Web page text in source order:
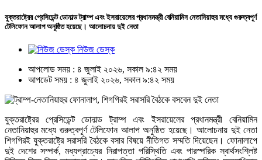
যুক্তরাষ্ট্রের প্রেসিডেন্ট ডোনাল্ড ট্রাম্প এবং ইসরায়েলের প্রধানমন্ত্রী বেনিয়ামিন নেতানিয়াহুর মধ্যে গুরুত্বপূর্ণ
টেলিফোন আলাপ অনুষ্ঠিত হয়েছে। আলোচনায় দুই নেতা
নিউজ ডেস্ক
আপলোড সময় : ৪ জুলাই ২০২৬, সকাল ৯:৪২ সময়
আপডেট সময় : ৪ জুলাই ২০২৬, সকাল ৯:৪২ সময়
যুক্তরাষ্ট্রের প্রেসিডেন্ট ডোনাল্ড ট্রাম্প এবং ইসরায়েলের প্রধানমন্ত্রী বেনিয়ামিন
নেতানিয়াহুর মধ্যে গুরুত্বপূর্ণ টেলিফোন আলাপ অনুষ্ঠিত হয়েছে। আলোচনায় দুই নেতা
শিগগিরই যুক্তরাষ্ট্রে সরাসরি বৈঠকে বসার বিষয়ে নীতিগত সম্মতি দিয়েছেন। ফোনালাপে
দুই দেশের সম্পর্ক, মধ্যপ্রাচ্যের নিরাপত্তা পরিস্থিতি এবং পারস্পরিক স্বার্থসংশ্লিষ্ট